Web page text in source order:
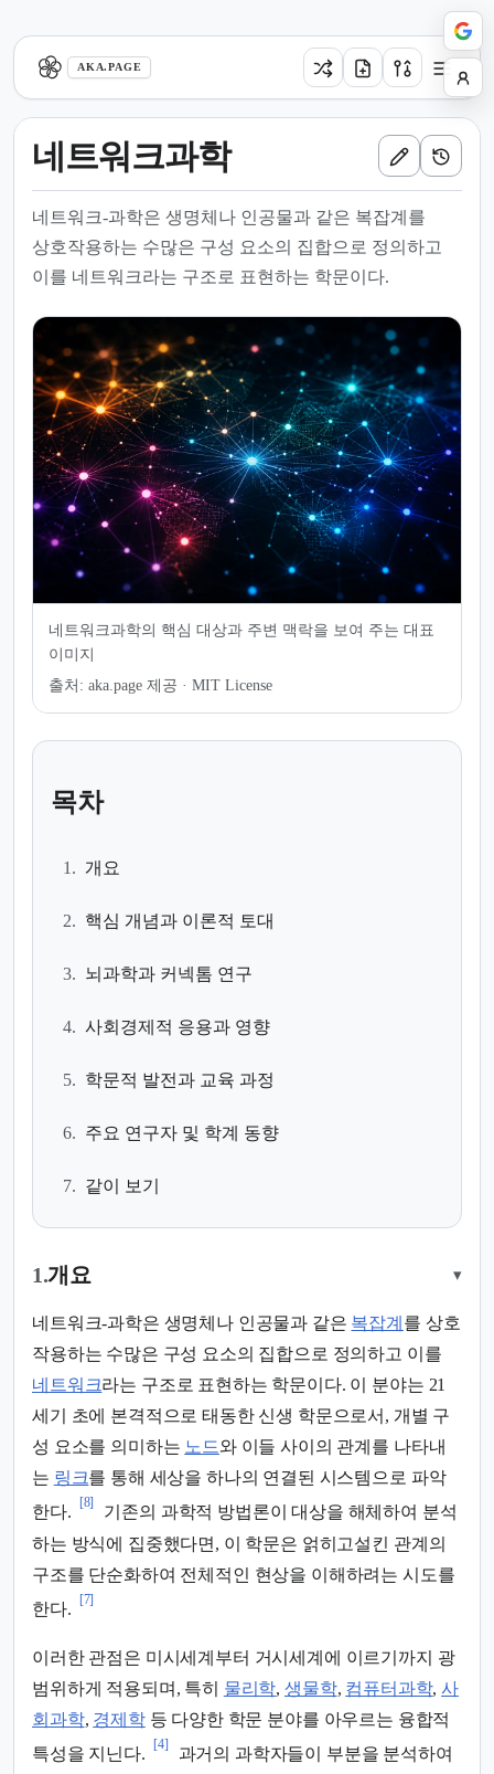
AKA.PAGE
네트워크과학
네트워크-과학은 생명체나 인공물과 같은 복잡계를
상호작용하는 수많은 구성 요소의 집합으로 정의하고
이를 네트워크라는 구조로 표현하는 학문이다.
네트워크과학의 핵심 대상과 주변 맥락을 보여 주는 대표
이미지
출처: aka.page 제공 · MIT License
목차
1. 개요
2. 핵심 개념과 이론적 토대
3. 뇌과학과 커넥톰 연구
4. 사회경제적 응용과 영향
5. 학문적 발전과 교육 과정
6. 주요 연구자 및 학계 동향
7. 같이 보기
1.개요 ▾
네트워크-과학은 생명체나 인공물과 같은 복잡계 를 상호
작용하는 수많은 구성 요소의 집합으로 정의하고 이를
네트워크라는 구조로 표현하는 학문이다. 이 분야는 21
세기 초에 본격적으로 태동한 신생 학문으로서, 개별 구
성 요소를 의미하는 노드와 이들 사이의 관계를 나타내
는 링크를 통해 세상을 하나의 연결된 시스템으로 파악
한다.
[8]
기존의 과학적 방법론이 대상을 해체하여 분석
하는 방식에 집중했다면, 이 학문은 얽히고설킨 관계의
구조를 단순화하여 전체적인 현상을 이해하려는 시도를
한다.
[7]
이러한 관점은 미시세계부터 거시세계에 이르기까지 광
범위하게 적용되며, 특히 물리학, 생물학, 컴퓨터과학,사
회과학, 경제학등 다양한 학문 분야를 아우르는 융합적
특성을 지닌다.
[4]
과거의 과학자들이 부분을 분석하여